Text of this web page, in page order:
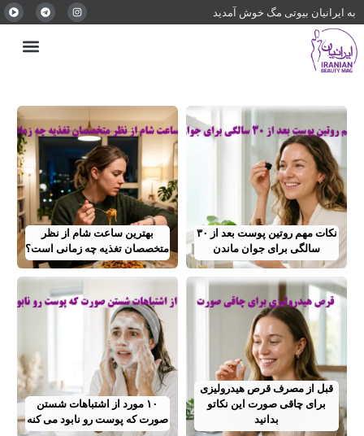
به ایرانیان بیوتی مگ خوش آمدید
نکات مهم روتین پوست بعد از ۳۰
سالگی برای جوان ماندن
بهترین ساعت شام از نظر
متخصصان تغذیه چه زمانی است؟
قبل از مصرف قرص هیدرولیزی
برای چاقی صورت این نکاتو
بدانید
۱۰ مورد از اشتباهات شستن
صورت که پوست رو نابود می کنه